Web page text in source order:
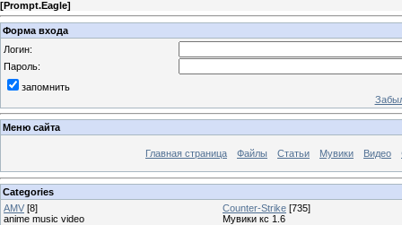
[Prompt.Eagle]
Форма входа
Логин:
Пароль:
запомнить
Меню сайта
Главная страница Файлы Статьи Мувики Видео
Categories
AMV [8]
anime music video
Counter-Strike [735]
Мувики кс 1.6